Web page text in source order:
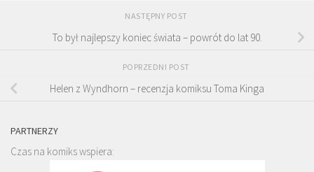
NASTĘPNY POST
To był najlepszy koniec świata – powrót do lat 90.
POPRZEDNI POST
Helen z Wyndhorn – recenzja komiksu Toma Kinga
PARTNERZY
Czas na komiks wspiera: